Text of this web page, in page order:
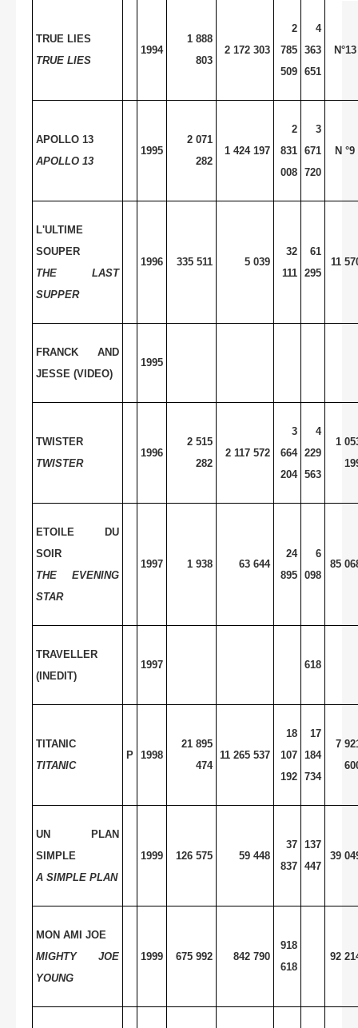
TRUE LIES
TRUE LIES
1994
1 888
803
2 172 303
2
785
509
4
363
651
N°13
APOLLO 13
APOLLO 13
1995
2 071
282
1 424 197
2
831
008
3
671
720
N °9
L'ULTIME
SOUPER
THE LAST
SUPPER
1996 335 511 5 039
32
111
61
295
11
FRANCK AND
JESSE (VIDEO)
1995
TWISTER
TWISTER
1996
2 515
282
2 117 572
3
664
204
4
229
563
1
ETOILE DU
SOIR
THE EVENING
STAR
1997 1 938 63 644
24
895
6
098
85
TRAVELLER
(INEDIT)
1997 618
TITANIC
TITANIC
P 1998
21 895
474
11 265 537
18
107
192
17
184
734
7
UN PLAN
SIMPLE
A SIMPLE PLAN
1999 126 575 59 448
37
837
137
447
39
MON AMI JOE
MIGHTY JOE
YOUNG
1999 675 992 842 790
918
618
92